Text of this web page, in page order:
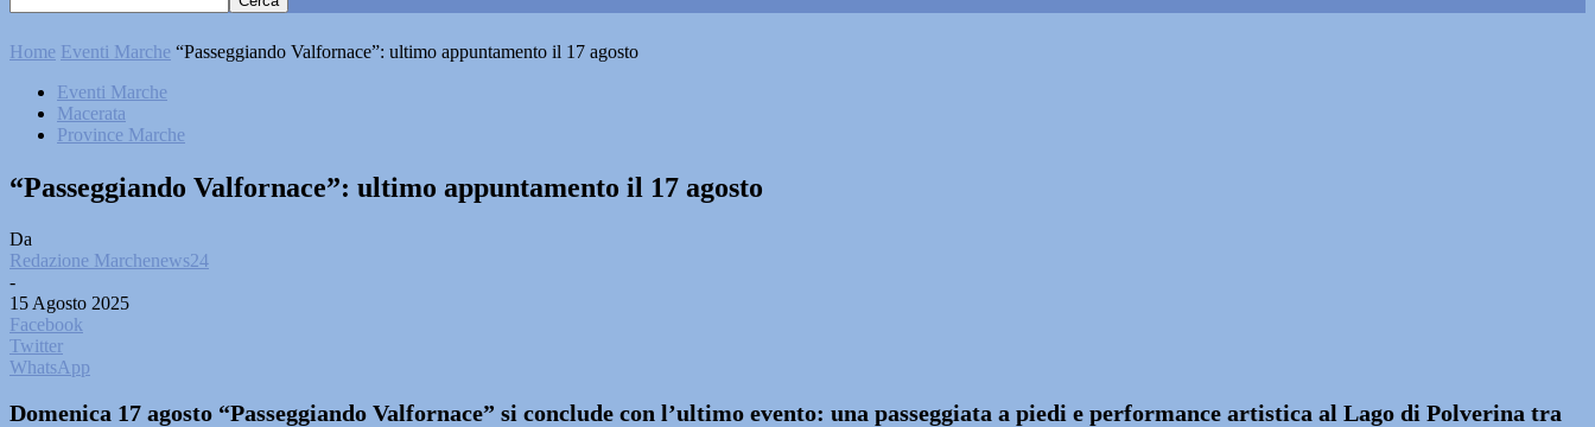
Home Eventi Marche “Passeggiando Valfornace”: ultimo appuntamento il 17 agosto
Eventi Marche
Macerata
Province Marche
“Passeggiando Valfornace”: ultimo appuntamento il 17 agosto
Da
Redazione Marchenews24
-
15 Agosto 2025
Facebook
Twitter
WhatsApp
Domenica 17 agosto “Passeggiando Valfornace” si conclude con l’ultimo evento: una passeggiata a piedi e performance artistica al Lago di Polverina tra